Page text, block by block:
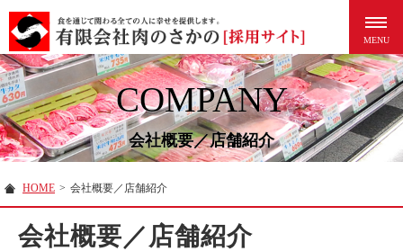
COMPANY
会社概要／店舗紹介
HOME > 会社概要／店舗紹介
会社概要／店舗紹介